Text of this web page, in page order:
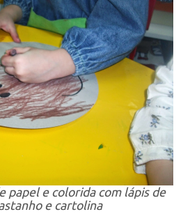
papel e colorida com lápis de
e cartolina